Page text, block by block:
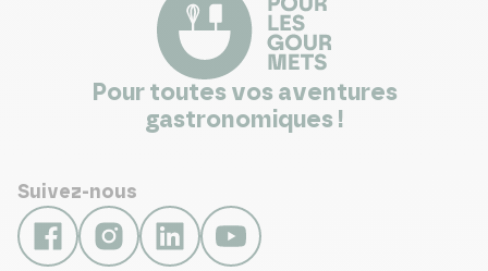
Pour toutes vos aventures
gastronomiques !
Suivez-nous